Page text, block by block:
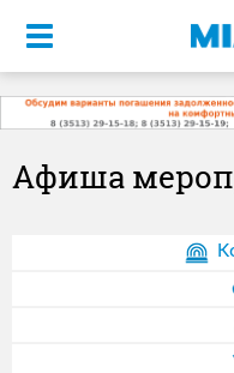
Меню
Афиша